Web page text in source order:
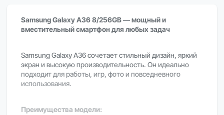
Samsung Galaxy A36 8/256GB — мощный и
вместительный смартфон для любых задач
Samsung Galaxy A36 сочетает стильный дизайн, яркий
экран и высокую производительность. Он идеально
подходит для работы, игр, фото и повседневного
использования.
Преимущества модели: